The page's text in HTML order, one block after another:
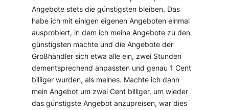
Angebote stets die günstigsten bleiben. Das
habe ich mit einigen eigenen Angeboten einmal
ausprobiert, in dem ich meine Angebote zu den
günstigsten machte und die Angebote der
Großhändler sich etwa alle ein, zwei Stunden
dementsprechend anpassten und genau 1 Cent
billiger wurden, als meines. Machte ich dann
mein Angebot um zwei Cent billiger, um wieder
das günstigste Angebot anzupreisen, war dies